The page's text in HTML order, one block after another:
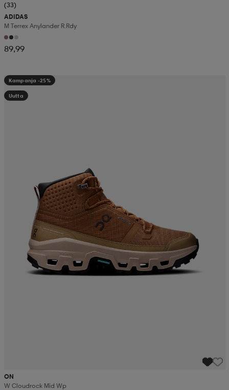
(33)
ADIDAS
M Terrex Anylander R.rdy
89,99
Kampanja -25%
Uutta
ON
W Cloudrock Mid Wp